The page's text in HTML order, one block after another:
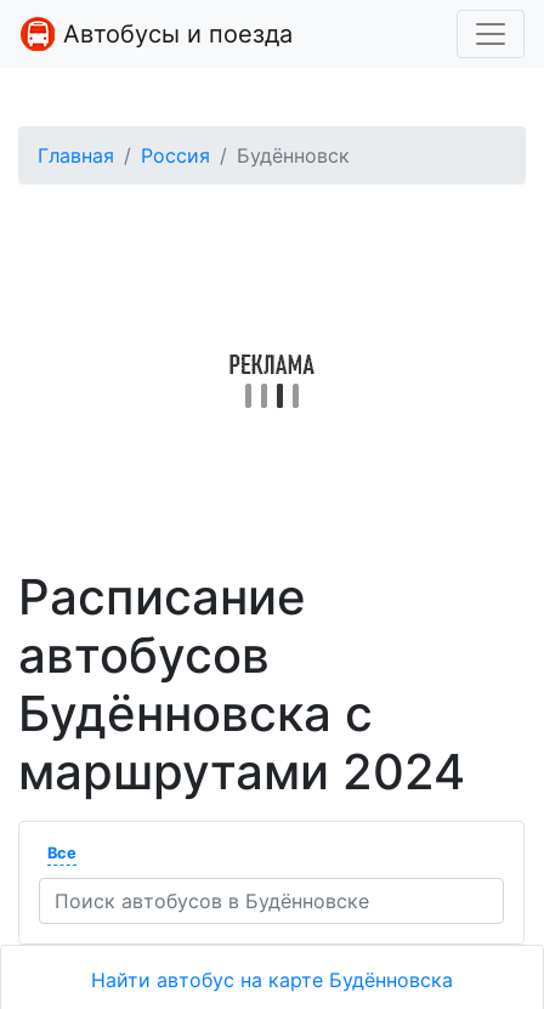
Автобусы и поезда
Главная Россия Будённовск
Расписание
автобусов
Будённовска с
маршрутами 2024
Все
Найти автобус на карте Будённовска